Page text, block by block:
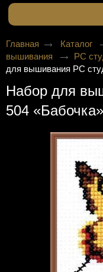
Главная Каталог
вышивания
РС
для вышивания РС
Набор для
504 «Бабочка»